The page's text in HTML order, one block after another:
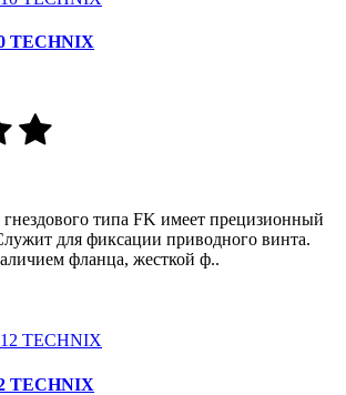
TECHNIX
типа FK имеет прецизионный
для фиксации приводного винта.
фланца, жесткой ф..
TECHNIX